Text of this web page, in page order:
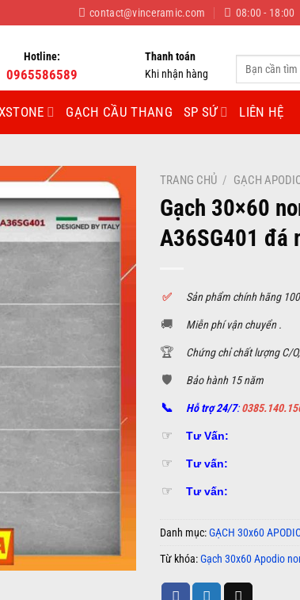
contact@vinceramic.com 08:00 - 18:00
Hotline:
0965586589
Thanh toán
Khi nhận hàng
Tìm
kiếm:
GẠCH CẦU THANG SP SỨ LIÊN HỆ
TRANG CHỦ / GẠCH
Gạch 30×60
A36SG401 đá
✅ Sản phẩm chính hãng
🚚 Miễn phí vận chuyển .
🏆 Chứng chỉ chất lượng C/
🛡️ Bảo hành 15 năm
📞 Hỗ trợ 24/7:
☞ Tư Vấn:
☞ Tư vấn:
☞ Tư vấn:
Danh mục:GẠCH 30x60
Từ khóa:Gạch 30x60 Apodio